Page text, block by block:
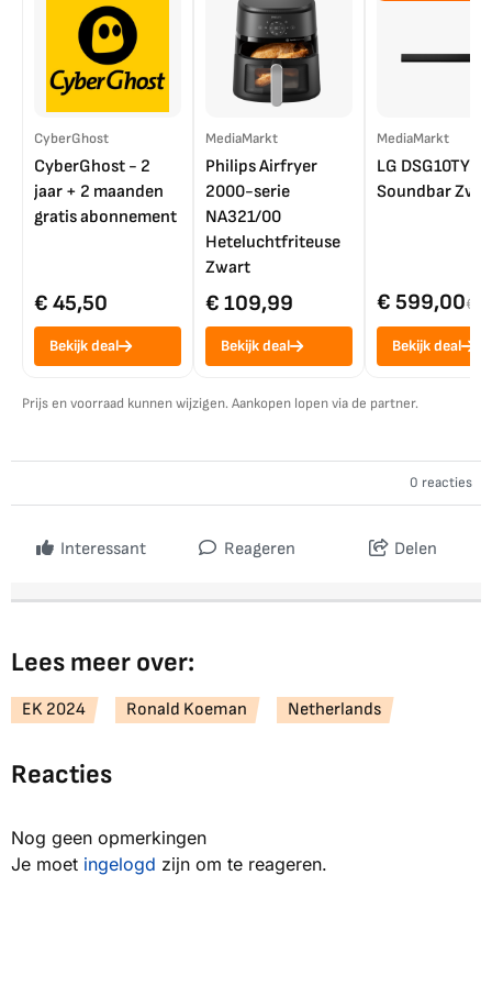
CyberGhost
CyberGhost - 2
jaar + 2 maanden
gratis abonnement
€ 45,50
Bekijk deal
MediaMarkt
Philips Airfryer
2000-serie
NA321/00
Heteluchtfriteuse
Zwart
€ 109,99
Bekijk deal
MediaMarkt
LG DSG10TY
Soundbar
€ 599,00€
Bekijk deal
Prijs en voorraad kunnen wijzigen. Aankopen lopen via de partner.
0 reacties
Interessant Reageren Delen
Lees meer over:
EK 2024 Ronald Koeman Netherlands
Reacties
Nog geen opmerkingen
Je moet ingelogd zijn om te reageren.